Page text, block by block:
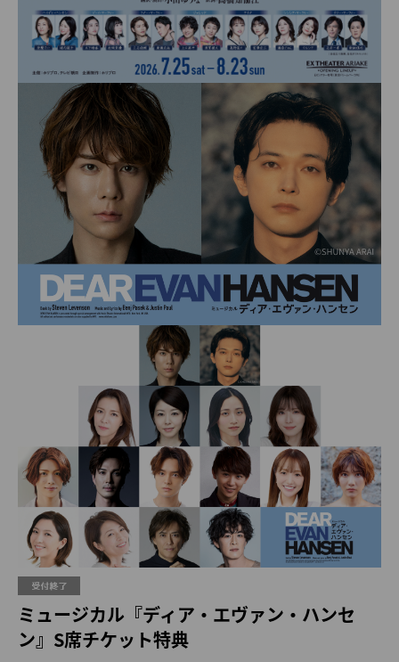
ミュージカル『ディア・エヴァン・ハンセ
ン』S席チケット特典